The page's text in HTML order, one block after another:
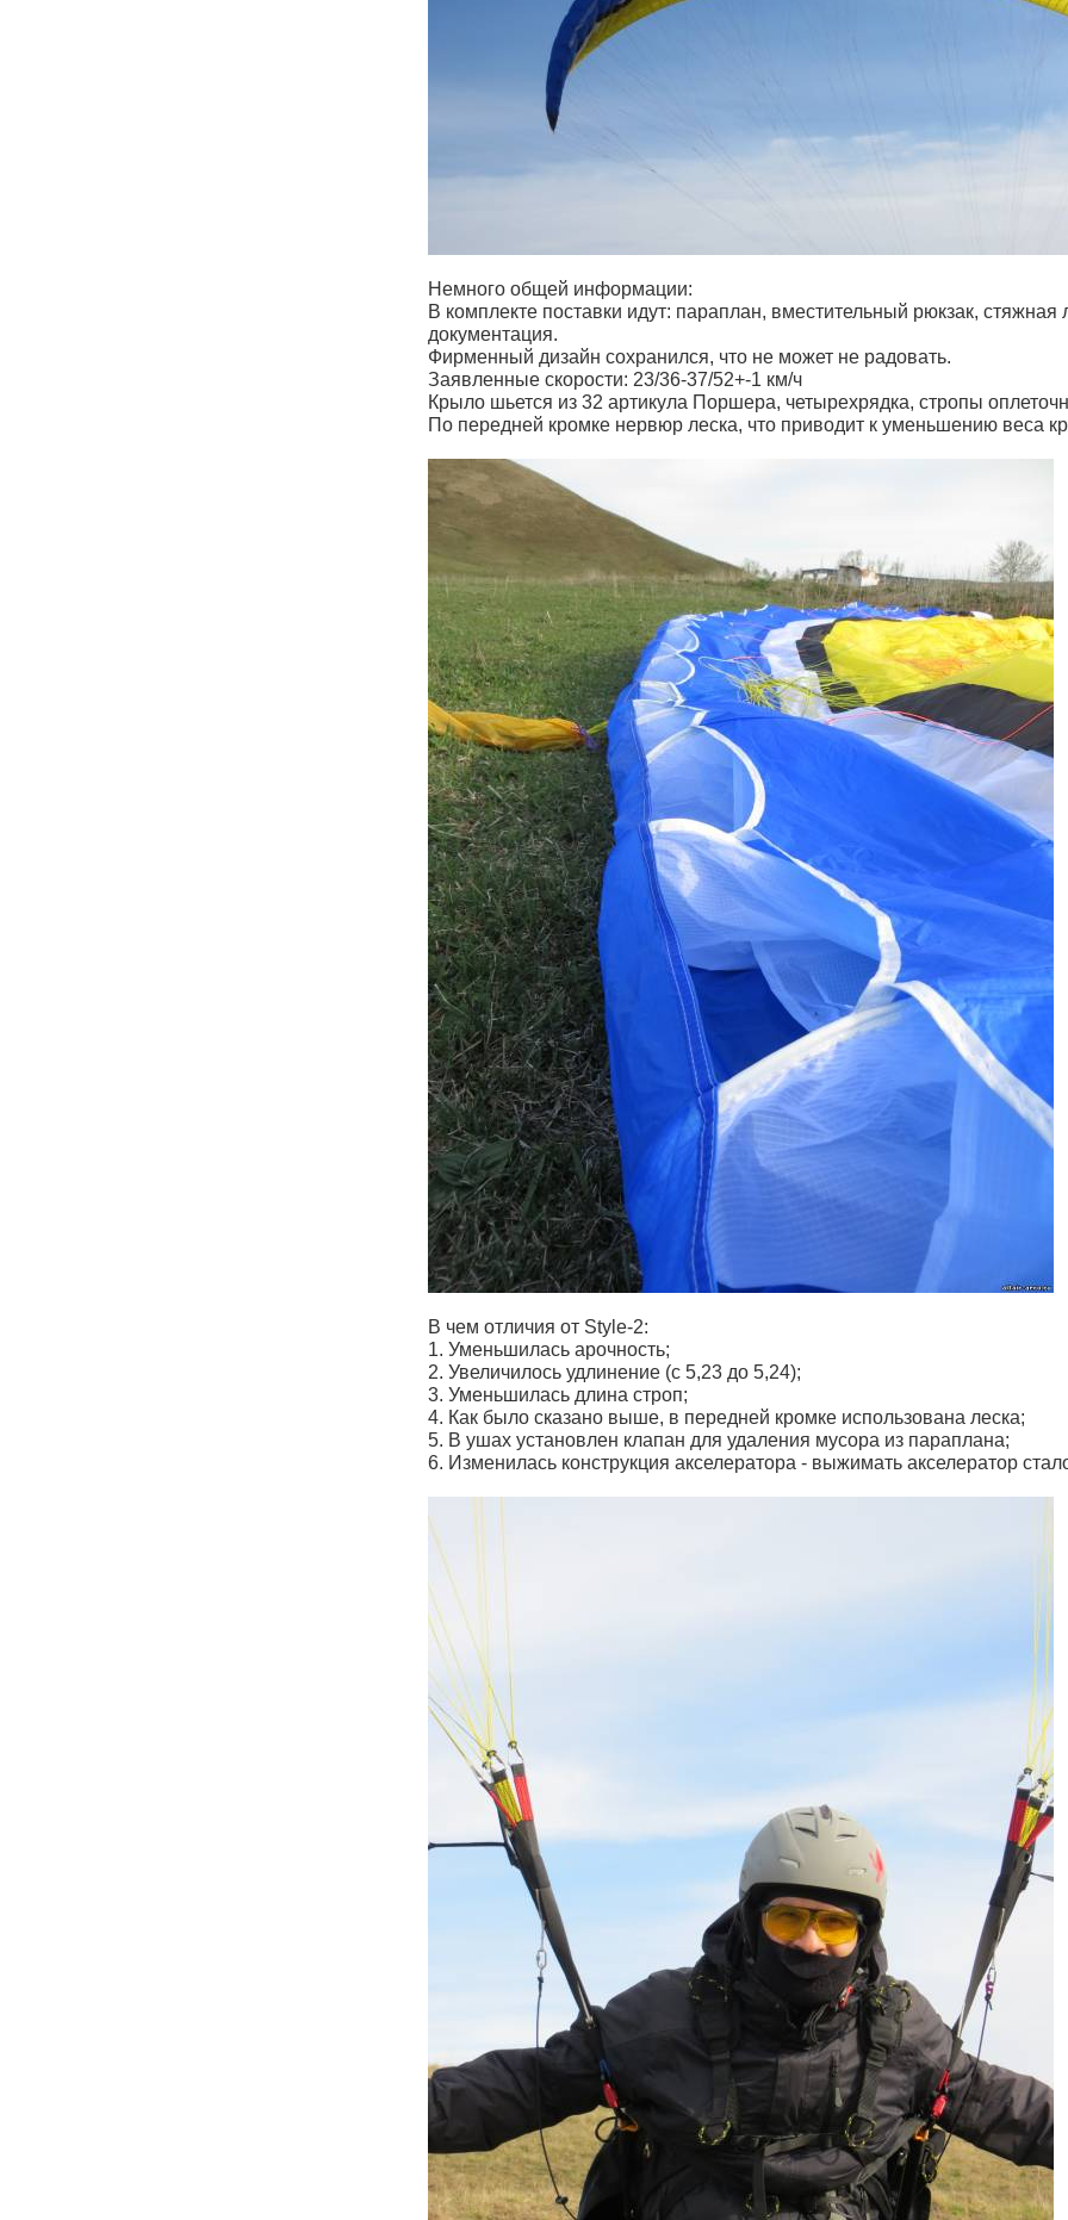
Немного общей информации:
В комплекте поставки идут: параплан, вместительный рюкзак,
документация.
Фирменный дизайн сохранился, что не может не радовать.
Заявленные скорости: 23/36-37/52+-1 км/ч
Крыло шьется из 32 артикула Поршера, четырехрядка, стропы
По передней кромке нервюр леска, что приводит к уменьшению веса
В чем отличия от Style-2:
1. Уменьшилась арочность;
2. Увеличилось удлинение (с 5,23 до 5,24);
3. Уменьшилась длина строп;
4. Как было сказано выше, в передней кромке использована леска;
5. В ушах установлен клапан для удаления мусора из параплана;
6. Изменилась конструкция акселератора - выжимать акселератор